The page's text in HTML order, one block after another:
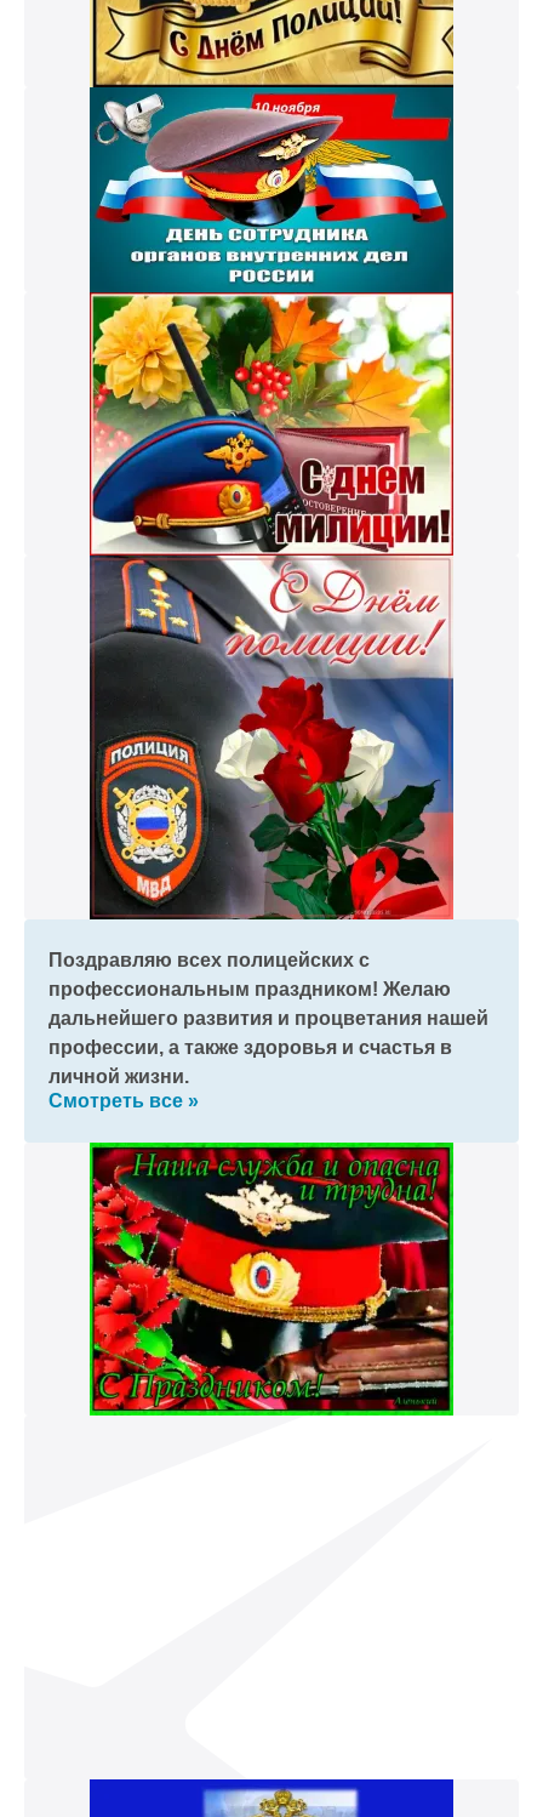
Поздравляю всех полицейских с
профессиональным праздником! Желаю
дальнейшего развития и процветания нашей
профессии, а также здоровья и счастья в
личной жизни.
Смотреть все »